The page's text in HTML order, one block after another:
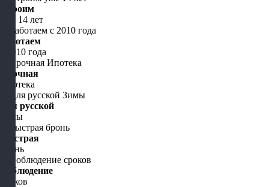
Строим
уже 14 лет
Работаем
с 2010 года
Срочная
Ипотека
Для русской
Зимы
Быстрая
бронь
Соблюдение
сроков